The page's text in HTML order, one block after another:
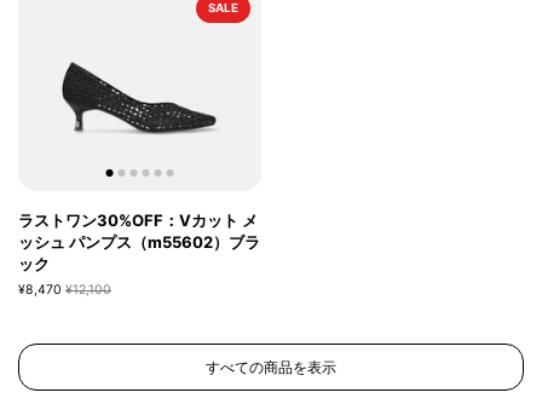
ラストワン30%OFF：Vカット メ
ッシュ パンプス（m55602）ブラ
ック
¥8,470 ¥12,100
SALE
すべての商品を表示